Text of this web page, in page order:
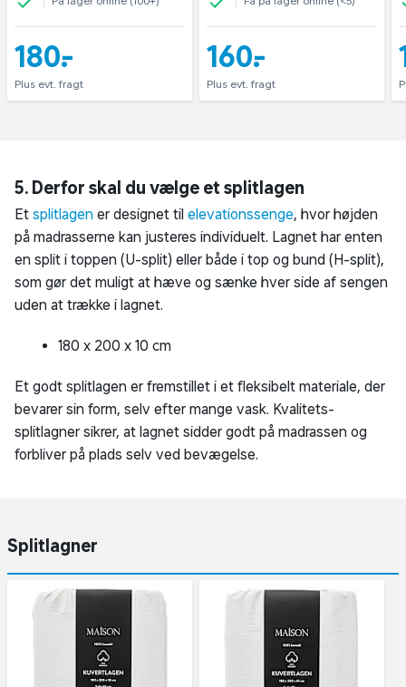
x 200 x 8 cm
180,-
Plus evt. fragt
x 200 x 8 cm
160,-
Plus evt. fragt
5. Derfor skal du vælge et splitlagen
Et splitlagen er designet til elevationssenge, hvor højden
på madrasserne kan justeres individuelt. Lagnet har enten
en split i toppen (U-split) eller både i top og bund (H-split),
som gør det muligt at hæve og sænke hver side af sengen
uden at trække i lagnet.
180 x 200 x 10 cm
Et godt splitlagen er fremstillet i et fleksibelt materiale, der
bevarer sin form, selv efter mange vask. Kvalitets-
splitlagner sikrer, at lagnet sidder godt på madrassen og
forbliver på plads selv ved bevægelse.
Splitlagner